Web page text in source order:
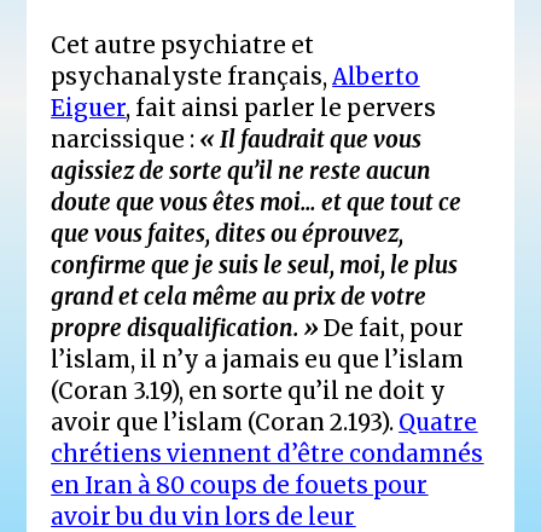
Cet autre psychiatre et
psychanalyste français, Alberto
Eiguer, fait ainsi parler le pervers
narcissique : « Il faudrait que vous
agissiez de sorte qu’il ne reste aucun
doute que vous êtes moi… et que tout ce
que vous faites, dites ou éprouvez,
confirme que je suis le seul, moi, le plus
grand et cela même au prix de votre
propre disqualification. » De fait, pour
l’islam, il n’y a jamais eu que l’islam
(Coran 3.19), en sorte qu’il ne doit y
avoir que l’islam (Coran 2.193). Quatre
chrétiens viennent d’être condamnés
en Iran à 80 coups de fouets pour
avoir bu du vin lors de leur